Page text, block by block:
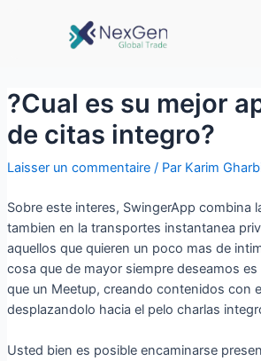
?Cual es su mejor
de citas integro?
Laisser un commentaire / Par Karim
Sobre este interes, SwingerApp combina
tambien en la transportes instantanea
aquellos que quieren un poco mas de
cosa que de mayor siempre deseamos
que un Meetup, creando contenidos con
desplazandolo hacia el pelo charlas
Usted bien es posible encaminarse